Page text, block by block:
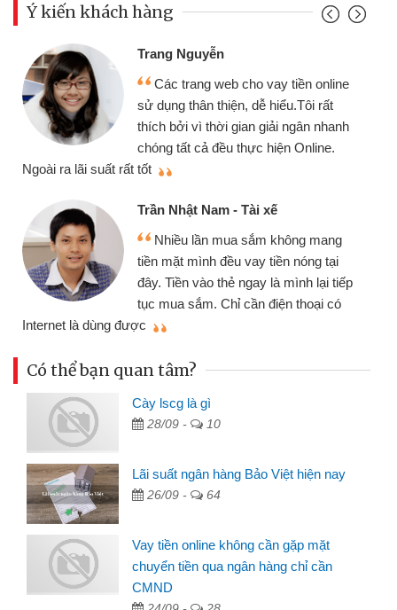
Ý kiến khách hàng
Trang Nguyễn
Các trang web cho vay tiền online
sử dụng thân thiện, dễ hiểu.Tôi rất
thích bởi vì thời gian giải ngân nhanh
chóng tất cả đều thực hiện Online.
Ngoài ra lãi suất rất tốt
Trần Nhật Nam - Tài xế
Nhiều lần mua sắm không mang
tiền mặt mình đều vay tiền nóng tại
đây. Tiền vào thẻ ngay là mình lại tiếp
tục mua sắm. Chỉ cần điện thoại có
Internet là dùng được
Có thể bạn quan tâm?
Cày lscg là gì
28/09 - 10
Lãi suất ngân hàng Bảo Việt hiện nay
26/09 - 64
Vay tiền online không cần gặp mặt
chuyển tiền qua ngân hàng chỉ cần
CMND